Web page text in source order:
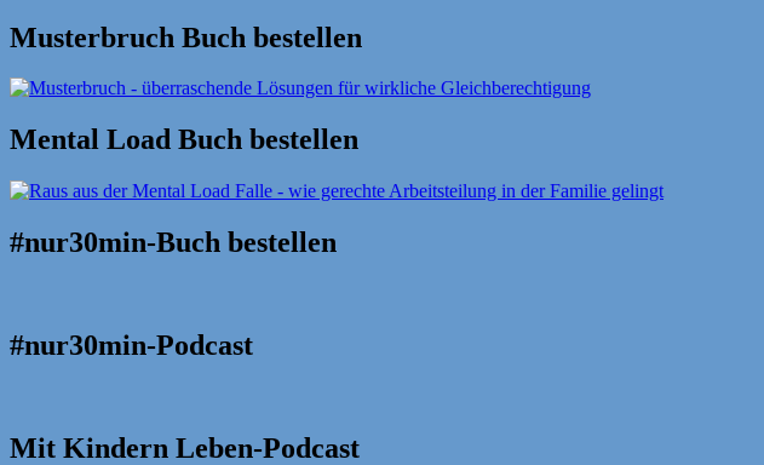
Musterbruch Buch bestellen
Mental Load Buch bestellen
#nur30min-Buch bestellen
#nur30min-Podcast
Mit Kindern Leben-Podcast